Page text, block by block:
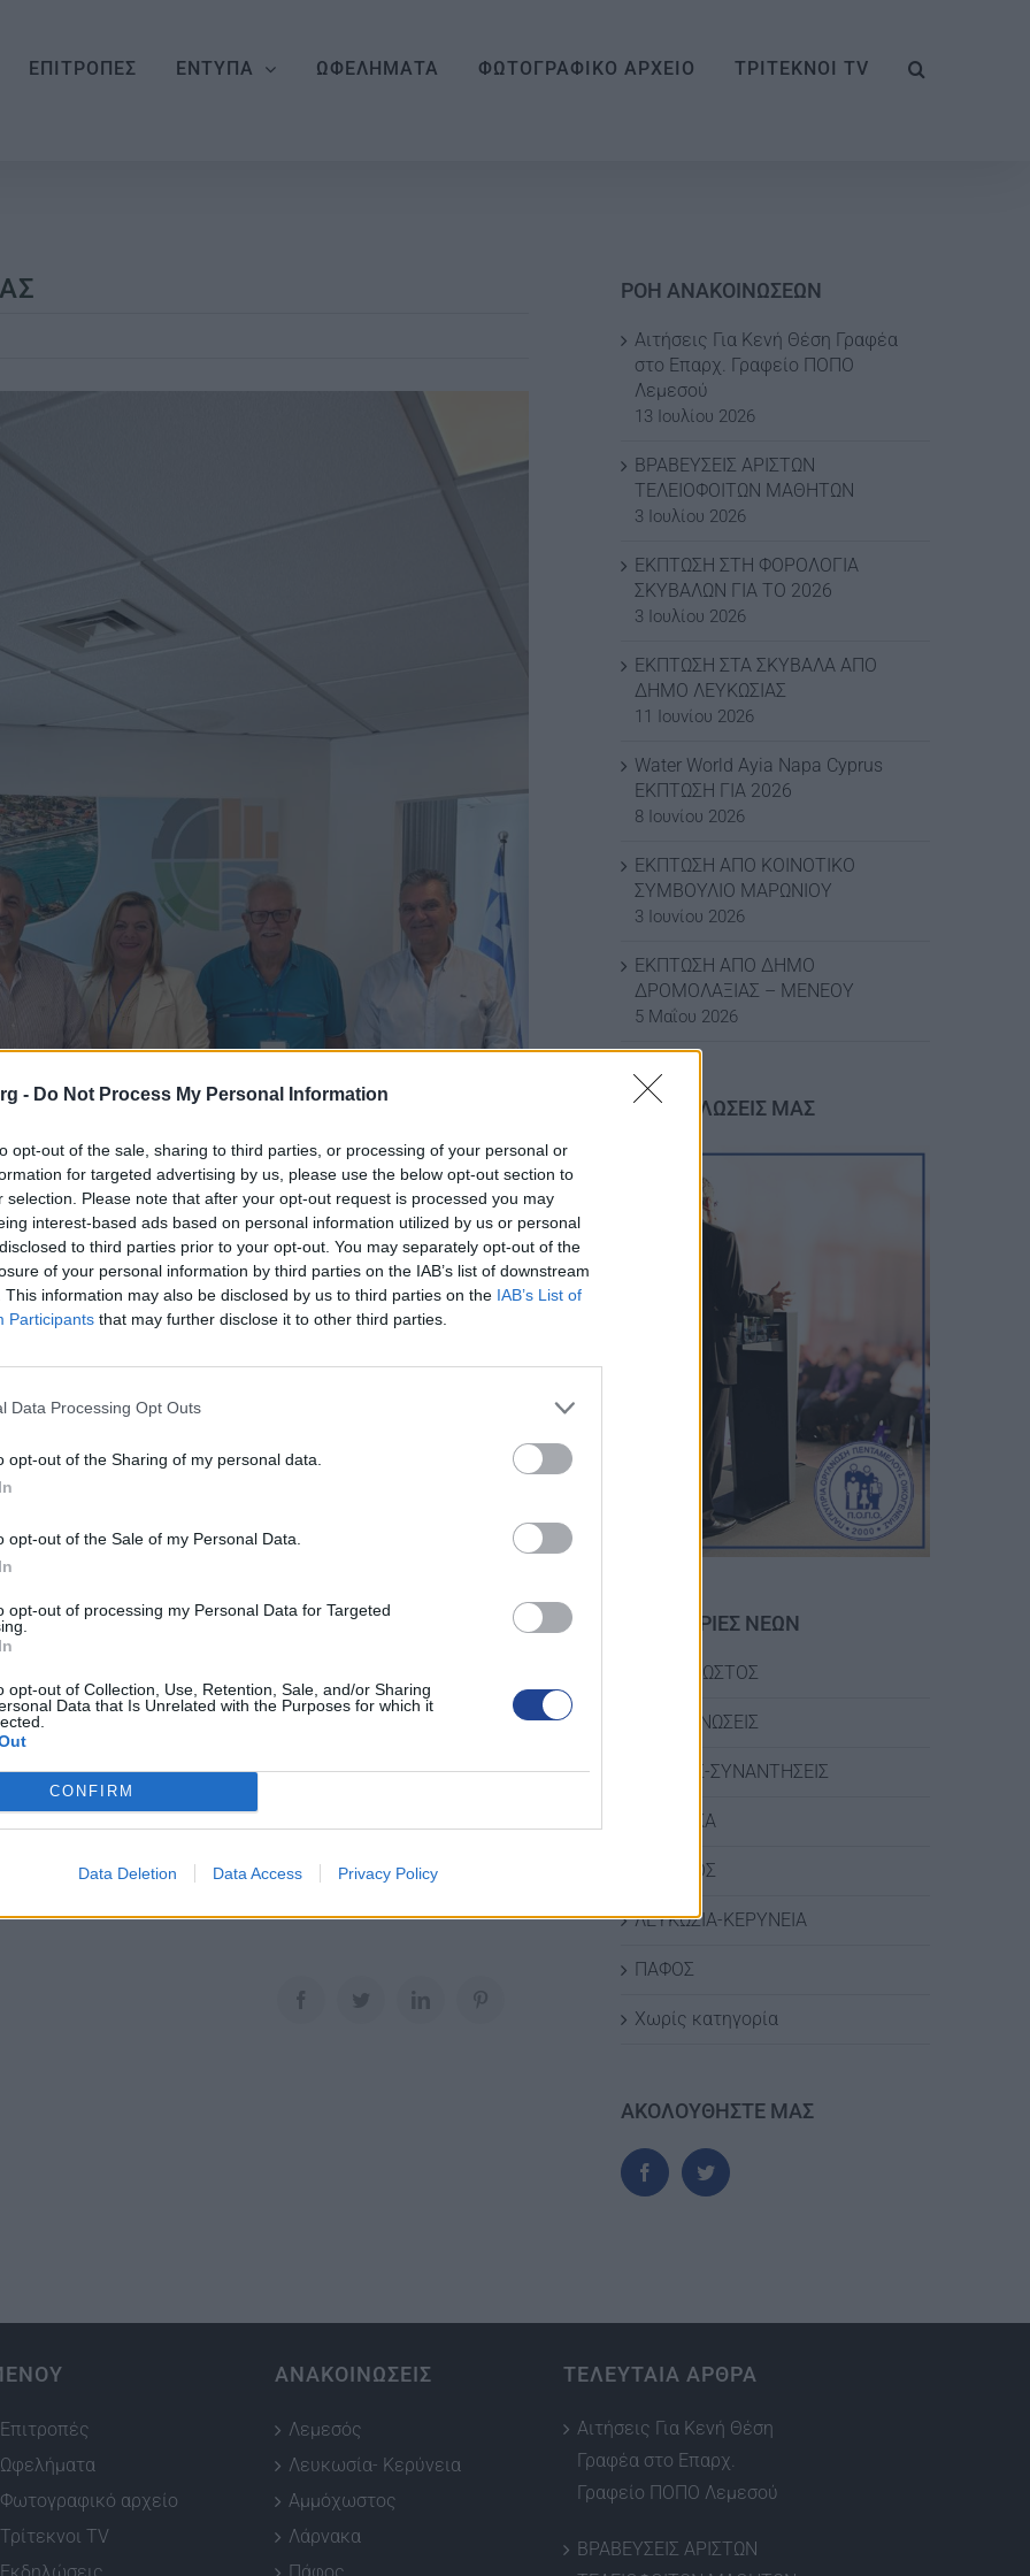
- Do Not Process My Personal Information
opt-out of the sale, sharing to third parties, or processing of your personal or
for targeted advertising by us, please use the below opt-out section to
selection. Please note that after your opt-out request is processed you may
interest-based ads based on personal information utilized by us or personal
to third parties prior to your opt-out. You may separately opt-out of the
of your personal information by third parties on the IAB’s list of downstream
This information may also be disclosed by us to third parties on the IAB’s List of
Participants that may further disclose it to other third parties.
Data Processing Opt Outs
opt-out of the Sharing of my personal data.
opt-out of the Sale of my Personal Data.
opt-out of processing my Personal Data for Targeted
opt-out of Collection, Use, Retention, Sale, and/or Sharing
Data that Is Unrelated with the Purposes for which it
CONFIRM
Data Deletion Data Access Privacy Policy
ΕΠΙΤΡΟΠΕΣ ΕΝΤΥΠΑ ΩΦΕΛΗΜΑΤΑ ΦΩΤΟΓΡΑΦΙΚΟ ΑΡΧΕΙΟ ΤΡΙΤΕΚΝΟΙ TV
Λάρνακας, Άγγελος Χατζηχαραλάμπους, είχε
Επιτροπή της ΠΟΠΟ Λάρνακας.
που αφορούν τις οικογένειες με τρία παιδιά και τρόποι
τους στήριξης σε τοπικό επίπεδο.
που προάγουν την κοινωνική συνοχή και την έμπρακτη
ΡΟΗ ΑΝΑΚΟΙΝΩΣΕΩΝ
Αιτήσεις Για Κενή Θέση Γραφέα
στο Επαρχ. Γραφείο ΠΟΠΟ
Λεμεσού
13 Ιουλίου 2026
ΒΡΑΒΕΥΣΕΙΣ ΑΡΙΣΤΩΝ
ΤΕΛΕΙΟΦΟΙΤΩΝ ΜΑΘΗΤΩΝ
3 Ιουλίου 2026
ΕΚΠΤΩΣΗ ΣΤΗ ΦΟΡΟΛΟΓΙΑ
ΣΚΥΒΑΛΩΝ ΓΙΑ ΤΟ 2026
3 Ιουλίου 2026
ΕΚΠΤΩΣΗ ΣΤΑ ΣΚΥΒΑΛΑ ΑΠΟ
ΔΗΜΟ ΛΕΥΚΩΣΙΑΣ
11 Ιουνίου 2026
Water World Ayia Napa Cyprus
ΕΚΠΤΩΣΗ ΓΙΑ 2026
8 Ιουνίου 2026
ΕΚΠΤΩΣΗ ΑΠΟ ΚΟΙΝΟΤΙΚΟ
ΣΥΜΒΟΥΛΙΟ ΜΑΡΩΝΙΟΥ
3 Ιουνίου 2026
ΕΚΠΤΩΣΗ ΑΠΟ ΔΗΜΟ
ΔΡΟΜΟΛΑΞΙΑΣ – ΜΕΝΕΟΥ
5 Μαΐου 2026
ΟΙ ΕΚΔΗΛΩΣΕΙΣ ΜΑΣ
ΚΑΤΗΓΟΡΙΕΣ ΝΕΩΝ
ΑΜΜΟΧΩΣΤΟΣ
ΑΝΑΚΟΙΝΩΣΕΙΣ
ΔΡΑΣΕΙΣ-ΣΥΝΑΝΤΗΣΕΙΣ
ΛΑΡΝΑΚΑ
ΛΕΜΕΣΟΣ
ΛΕΥΚΩΣΙΑ-ΚΕΡΥΝΕΙΑ
ΠΑΦΟΣ
Χωρίς κατηγορία
ΑΚΟΛΟΥΘΗΣΤΕ ΜΑΣ
Επιτροπές
Ωφελήματα
Φωτογραφικό αρχείο
Τρίτεκνοι TV
ΑΝΑΚΟΙΝΩΣΕΙΣ
Λεμεσός
Λευκωσία- Κερύνεια
Αμμόχωστος
Λάρνακα
ΤΕΛΕΥΤΑΙΑ ΑΡΘΡΑ
Αιτήσεις Για Κενή Θέση
Γραφέα στο Επαρχ.
Γραφείο ΠΟΠΟ Λεμεσού
ΒΡΑΒΕΥΣΕΙΣ ΑΡΙΣΤΩΝ